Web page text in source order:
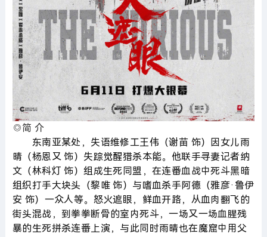
◎简 介
东南亚某处，失语维修工王伟（谢苗 饰）因女儿雨
晴（杨恩又 饰）失踪觉醒猎杀本能。他联手寻妻记者纳
文（林科灯 饰）组成生死同盟，在连番血战中死斗黑暗
组织打手大块头（黎唯 饰）与嗜血杀手阿德（雅彦·鲁伊
安 饰）一众人等。怒火遮眼，鲜血开路，从血肉翻飞的
街头混战，到拳拳断骨的室内死斗，一场又一场血腥残
暴的生死拼杀连番上演，与此同时雨晴也在魔窟中用父